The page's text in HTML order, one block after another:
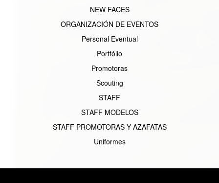
NEW FACES
ORGANIZACIÓN DE EVENTOS
Personal Eventual
Portfólio
Promotoras
Scouting
STAFF
STAFF MODELOS
STAFF PROMOTORAS Y AZAFATAS
Uniformes